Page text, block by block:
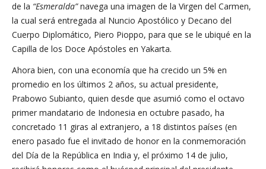
de la “Esmeralda”navega una imagen de la Virgen del Carmen,
la cual será entregada al Nuncio Apostólico y Decano del
Cuerpo Diplomático, Piero Pioppo, para que se le ubiqué en la
Capilla de los Doce Apóstoles en Yakarta.
Ahora bien, con una economía que ha crecido un 5% en
promedio en los últimos 2 años, su actual presidente,
Prabowo Subianto, quien desde que asumió como el octavo
primer mandatario de Indonesia en octubre pasado, ha
concretado 11 giras al extranjero, a 18 distintos países (en
enero pasado fue el invitado de honor en la conmemoración
del Día de la República en India y, el próximo 14 de julio,